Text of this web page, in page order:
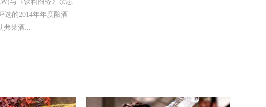
与《饮料商务》杂志
选的2014年年度酿酒
莱酒...